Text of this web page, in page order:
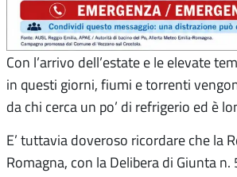
Con l’arrivo dell’estate e le elevate
in questi giorni, fiumi e torrenti
da chi cerca un po’ di refrigerio ed è
E’ tuttavia doveroso ricordare che la
Romagna, con la Delibera di Giunta